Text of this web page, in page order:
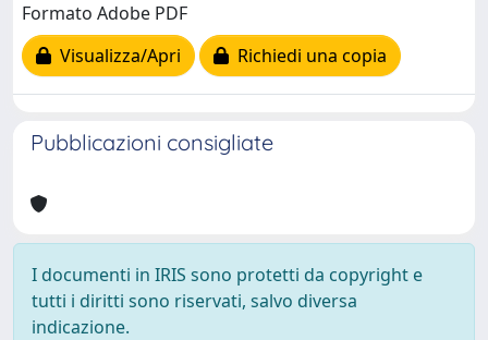
Formato Adobe PDF
Visualizza/Apri
Richiedi una copia
Pubblicazioni consigliate
I documenti in IRIS sono protetti da copyright e
tutti i diritti sono riservati, salvo diversa
indicazione.